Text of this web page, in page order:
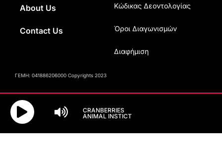
About Us
Contact Us
Κώδικας Δεοντολογίας
Όροι Διαγωνισμών
Διαφήμιση
ΓΕΜΗ: 041886206000 Copyrights 2023
CRANBERRIES
ANIMAL INSTICT